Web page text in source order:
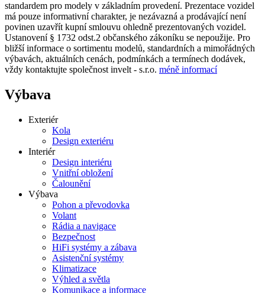
standardem pro modely v základním provedení. Prezentace vozidel
má pouze informativní charakter, je nezávazná a prodávající není
povinen uzavřít kupní smlouvu ohledně prezentovaných vozidel.
Ustanovení § 1732 odst.2 občanského zákoníku se nepoužije. Pro
bližší informace o sortimentu modelů, standardních a mimořádných
výbavách, aktuálních cenách, podmínkách a termínech dodávek,
vždy kontaktujte společnost invelt - s.r.o. méně informací
Výbava
Exteriér
Kola
Design exteriéru
Interiér
Design interiéru
Vnitřní obložení
Čalounění
Výbava
Pohon a převodovka
Volant
Rádia a navigace
Bezpečnost
HiFi systémy a zábava
Asistenční systémy
Klimatizace
Výhled a světla
Komunikace a informace